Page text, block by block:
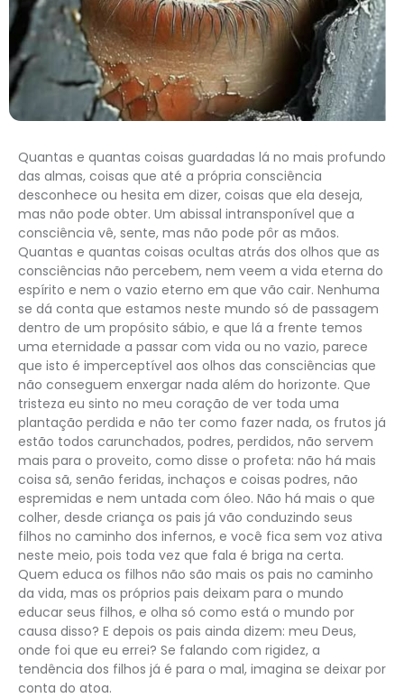
Quantas e quantas coisas guardadas lá no mais profundo
das almas, coisas que até a própria consciência
desconhece ou hesita em dizer, coisas que ela deseja,
mas não pode obter. Um abissal intransponível que a
consciência vê, sente, mas não pode pôr as mãos.
Quantas e quantas coisas ocultas atrás dos olhos que as
consciências não percebem, nem veem a vida eterna do
espírito e nem o vazio eterno em que vão cair. Nenhuma
se dá conta que estamos neste mundo só de passagem
dentro de um propósito sábio, e que lá a frente temos
uma eternidade a passar com vida ou no vazio, parece
que isto é imperceptível aos olhos das consciências que
não conseguem enxergar nada além do horizonte. Que
tristeza eu sinto no meu coração de ver toda uma
plantação perdida e não ter como fazer nada, os frutos já
estão todos carunchados, podres, perdidos, não servem
mais para o proveito, como disse o profeta: não há mais
coisa sã, senão feridas, inchaços e coisas podres, não
espremidas e nem untada com óleo. Não há mais o que
colher, desde criança os pais já vão conduzindo seus
filhos no caminho dos infernos, e você fica sem voz ativa
neste meio, pois toda vez que fala é briga na certa.
Quem educa os filhos não são mais os pais no caminho
da vida, mas os próprios pais deixam para o mundo
educar seus filhos, e olha só como está o mundo por
causa disso? E depois os pais ainda dizem: meu Deus,
onde foi que eu errei? Se falando com rigidez, a
tendência dos filhos já é para o mal, imagina se deixar por
conta do atoa.